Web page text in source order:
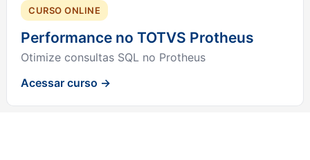
CURSO ONLINE
Performance no TOTVS Protheus
Otimize consultas SQL no Protheus
Acessar curso →